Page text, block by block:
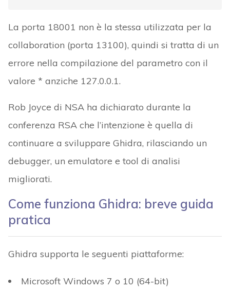
La porta 18001 non è la stessa utilizzata per la
collaboration (porta 13100), quindi si tratta di un
errore nella compilazione del parametro con il
valore * anziche 127.0.0.1.
Rob Joyce di NSA ha dichiarato durante la
conferenza RSA che l’intenzione è quella di
continuare a sviluppare Ghidra, rilasciando un
debugger, un emulatore e tool di analisi
migliorati.
Come funziona Ghidra: breve guida
pratica
Ghidra supporta le seguenti piattaforme:
Microsoft Windows 7 o 10 (64-bit)